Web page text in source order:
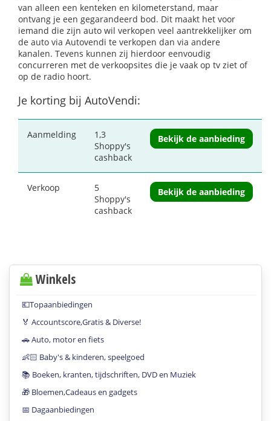
van alleen een kenteken en kilometerstand, maar
ontvang je een gegarandeerd bod. Dit maakt het voor
iemand die zijn auto wil verkopen veel aantrekkelijker om
de auto via Autovendi te verkopen dan via andere
kanalen. Tevens kunnen zij hierdoor eenvoudig
concurreren met de verkoopsites die je vaak op tv ziet of
op de radio hoort.
Je korting bij AutoVendi:
Aanmelding
1,3
Shoppy's
cashback
Bekijk de aanbieding
Verkoop
5
Shoppy's
cashback
Bekijk de aanbieding
Winkels
💶Topaanbiedingen
🏅 Accountscore,Gratis & Diverse!
🚗 Auto, motor en fiets
👶🏻 Baby's & kinderen, speelgoed
📚 Boeken, kranten, tijdschriften, DVD en Muziek
🎁 Bloemen,Cadeaus en gadgets
📅 Dagaanbiedingen